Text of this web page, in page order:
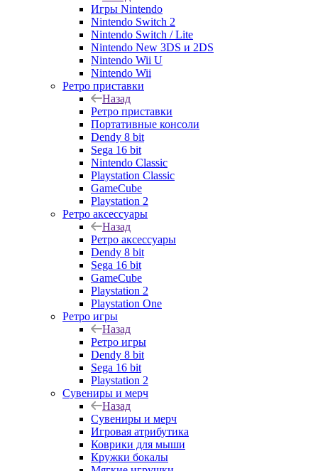
Игры Nintendo
Nintendo Switch 2
Nintendo Switch / Lite
Nintendo New 3DS и 2DS
Nintendo Wii U
Nintendo Wii
Ретро приставки
Назад
Ретро приставки
Портативные консоли
Dendy 8 bit
Sega 16 bit
Nintendo Classic
Playstation Classic
GameCube
Playstation 2
Ретро аксессуары
Назад
Ретро аксессуары
Dendy 8 bit
Sega 16 bit
GameCube
Playstation 2
Playstation One
Ретро игры
Назад
Ретро игры
Dendy 8 bit
Sega 16 bit
Playstation 2
Сувениры и мерч
Назад
Сувениры и мерч
Игровая атрибутика
Коврики для мыши
Кружки бокалы